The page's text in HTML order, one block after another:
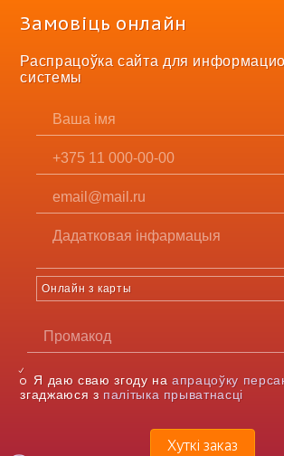
Замовіць онлайн
Распрацоўка сайта для
системы
Онлайн з карты
Я даю сваю згоду наапрацоўку
згаджаюся з палітыка прыватнасці
Хуткі заказ